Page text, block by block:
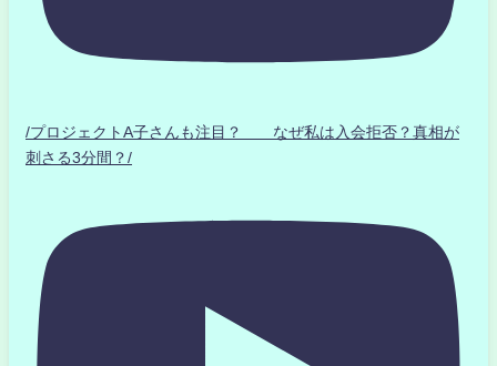
/プロジェクトA子さんも注目？ なぜ私は入会拒否？真相が
刺さる3分間？/